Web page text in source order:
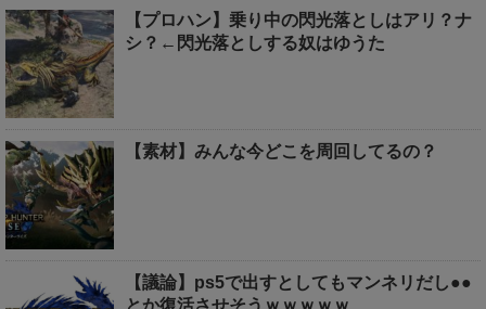
【プロハン】乗り中の閃光落としはアリ？ナ
シ？←閃光落としする奴はゆうた
【素材】みんな今どこを周回してるの？
【議論】ps5で出すとしてもマンネリだし●●
とか復活させそうｗｗｗｗｗ